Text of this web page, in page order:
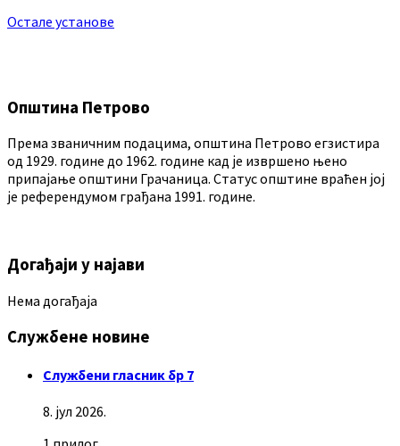
Остале установе
Општина Петрово
Према званичним подацима, општина Петрово егзистира
од 1929. године до 1962. године кад је извршено њено
припајање општини Грачаница. Статус општине враћен јој
је референдумом грађана 1991. године.
Догађаји у најави
Нема догађаја
Службене новине
Службени гласник бр 7
8. јул 2026.